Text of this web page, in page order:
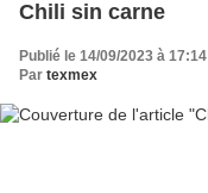
Chili sin carne
Publié le 14/09/2023 à 17:14
Par texmex